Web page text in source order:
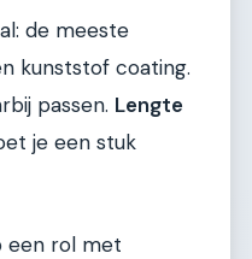
de meeste
kunststof coating.
passen. Lengte
je een stuk
een rol met